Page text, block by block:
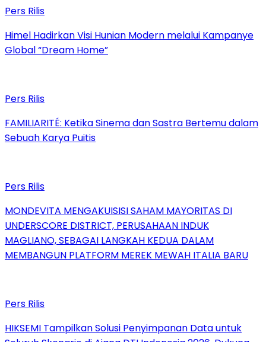
Pers Rilis
Himel Hadirkan Visi Hunian Modern melalui Kampanye
Global “Dream Home”
Pers Rilis
FAMILIARITÉ: Ketika Sinema dan Sastra Bertemu dalam
Sebuah Karya Puitis
Pers Rilis
MONDEVITA MENGAKUISISI SAHAM MAYORITAS DI
UNDERSCORE DISTRICT, PERUSAHAAN INDUK
MAGLIANO, SEBAGAI LANGKAH KEDUA DALAM
MEMBANGUN PLATFORM MEREK MEWAH ITALIA BARU
Pers Rilis
HIKSEMI Tampilkan Solusi Penyimpanan Data untuk